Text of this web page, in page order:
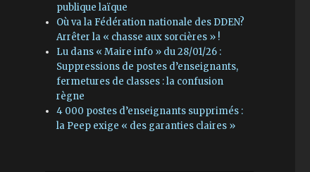
publique laïque
Où va la Fédération nationale des DDEN?
Arrêter la « chasse aux sorcières » !
Lu dans « Maire info » du 28/01/26 :
Suppressions de postes d’enseignants,
fermetures de classes : la confusion
règne
4 000 postes d’enseignants supprimés :
la Peep exige « des garanties claires »